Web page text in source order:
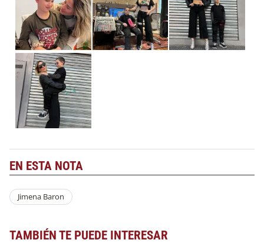
EN ESTA NOTA
Jimena Baron
TAMBIÉN TE PUEDE INTERESAR